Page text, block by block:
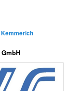
Kemmerich